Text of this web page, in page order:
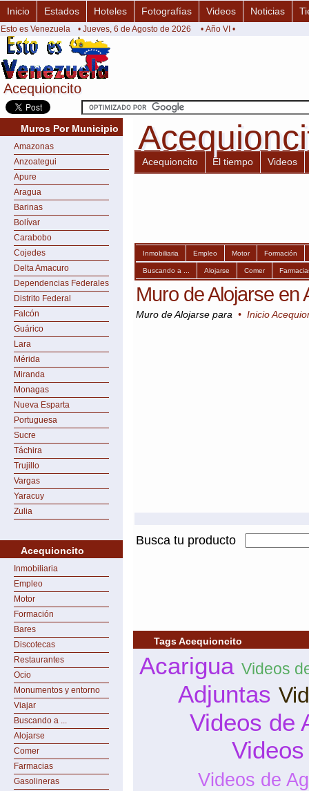
Acequioncito
Acequioncito
Inicio Estados Hoteles Fotografías Videos Noticias
Esto es Venezuela • Jueves, 6 de Agosto de 2026 • Año VI •
Muros Por Municipio
Amazonas
Anzoategui
Apure
Aragua
Barinas
Bolívar
Carabobo
Cojedes
Delta Amacuro
Dependencias Federales
Distrito Federal
Falcón
Guárico
Lara
Mérida
Miranda
Monagas
Nueva Esparta
Portuguesa
Sucre
Táchira
Trujillo
Vargas
Yaracuy
Zulia
Acequioncito
Inmobiliaria
Empleo
Motor
Formación
Bares
Discotecas
Restaurantes
Ocio
Monumentos y entorno
Viajar
Buscando a ...
Alojarse
Comer
Farmacias
Gasolineras
Acequioncito El tiempo Videos
Inmobiliaria Empleo Motor Formación
Buscando a ... Alojarse Comer
Muro de Alojarse en
Muro de Alojarse para • Inicio
Busca tu producto
Tags Acequioncito
Acarigua Videos
Adjuntas
Videos de
Videos de